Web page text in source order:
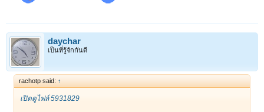
daychar
เป็นที่รู้จักกันดี
rachotp said: ↑
เปิดดูไฟล์ 5931829